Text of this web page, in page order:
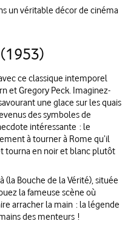
un véritable décor de cinéma
ce classique intemporel
et Gregory Peck. Imaginez-
une glace sur les quais
des symboles de
intéressante : le
à tourner à Rome qu’il
tourna en noir et blanc plutôt
(la Bouche de la Vérité), située
la fameuse scène où
arracher la main : la légende
des menteurs !